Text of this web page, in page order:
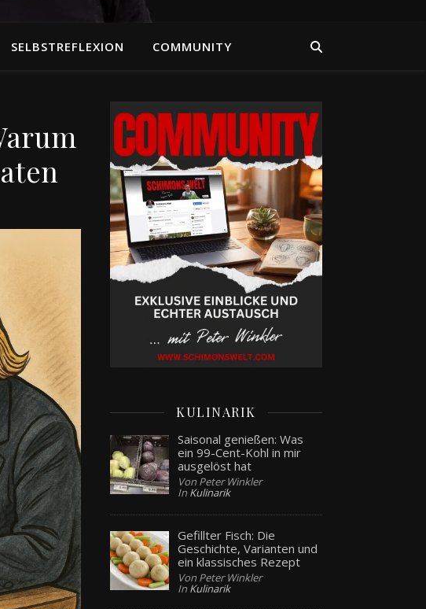
SELBSTREFLEXION COMMUNITY
KULINARIK
Saisonal genießen: Was
ein 99-Cent-Kohl in mir
ausgelöst hat
Von Peter Winkler
In Kulinarik
Gefillter Fisch: Die
Geschichte, Varianten und
ein klassisches Rezept
Von Peter Winkler
In Kulinarik